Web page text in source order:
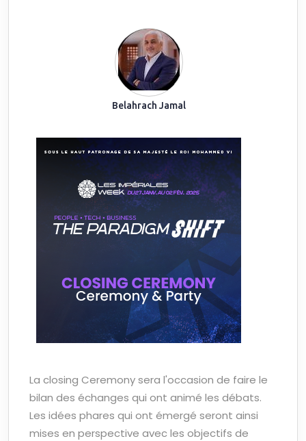
Belahrach Jamal
La closing Ceremony sera l'occasion de faire le
bilan des échanges qui ont animé les débats.
Les idées phares qui ont émergé seront ainsi
mises en perspective avec les objectifs de